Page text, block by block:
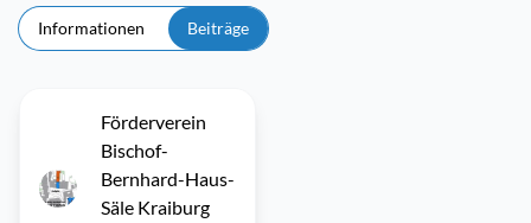
Informationen Beiträge
Förderverein
Bischof-
Bernhard-Haus-
Säle Kraiburg